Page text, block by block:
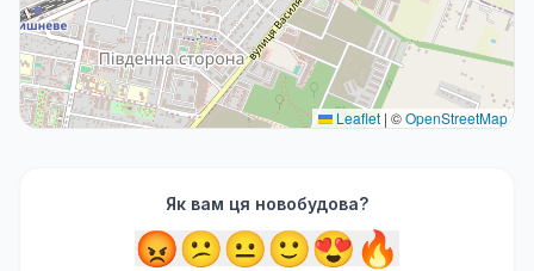
Leaflet | ©OpenStreetMap
Як вам ця новобудова?
😡😕😐🙂😍🔥